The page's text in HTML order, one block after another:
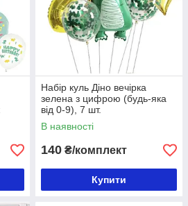
Набір куль Діно вечірка
зелена з цифрою (будь-яка
від 0-9), 7 шт.
В наявності
140 ₴/комплект
Купити